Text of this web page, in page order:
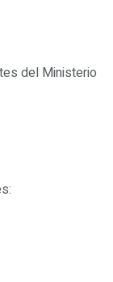
del Ministerio